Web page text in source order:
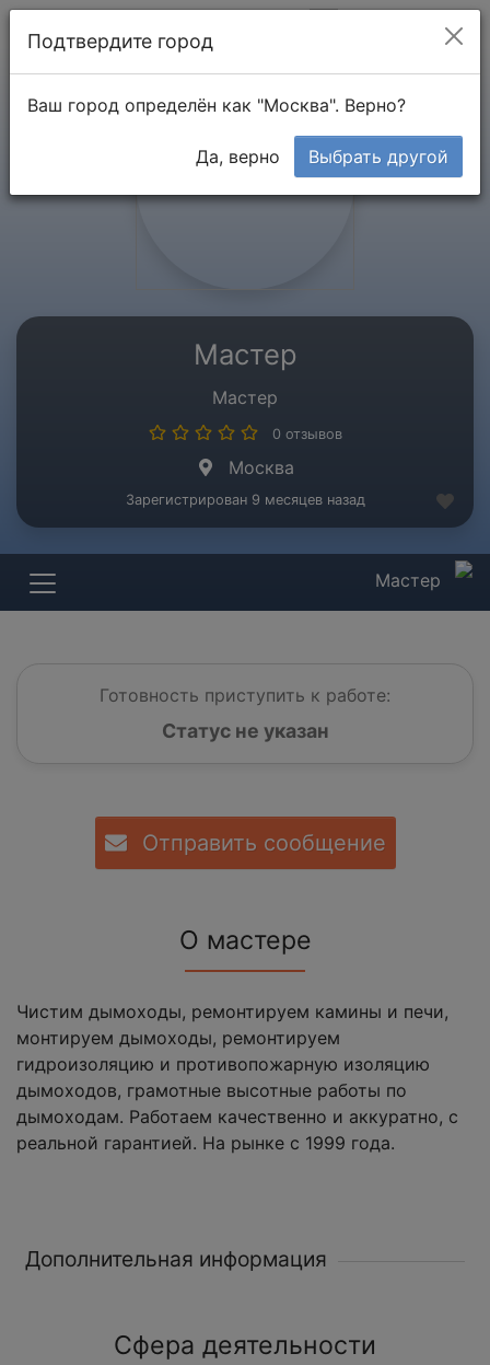
Мастер
Мастер
0 отзывов
Москва
Зарегистрирован 9 месяцев назад
Мастер
Готовность приступить к работе:
Статус не указан
Отправить сообщение
О мастере
Чистим дымоходы, ремонтируем камины и печи,
монтируем дымоходы, ремонтируем
гидроизоляцию и противопожарную изоляцию
дымоходов, грамотные высотные работы по
дымоходам. Работаем качественно и аккуратно, с
реальной гарантией. На рынке с 1999 года.
Дополнительная информация
Сфера деятельности
Подтвердите город
Ваш город определён как "Москва". Верно?
Да, верно Выбрать другой